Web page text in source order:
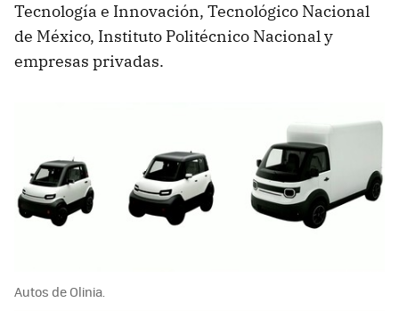
Tecnología e Innovación, Tecnológico Nacional
de México, Instituto Politécnico Nacional y
empresas privadas.
Autos de Olinia.